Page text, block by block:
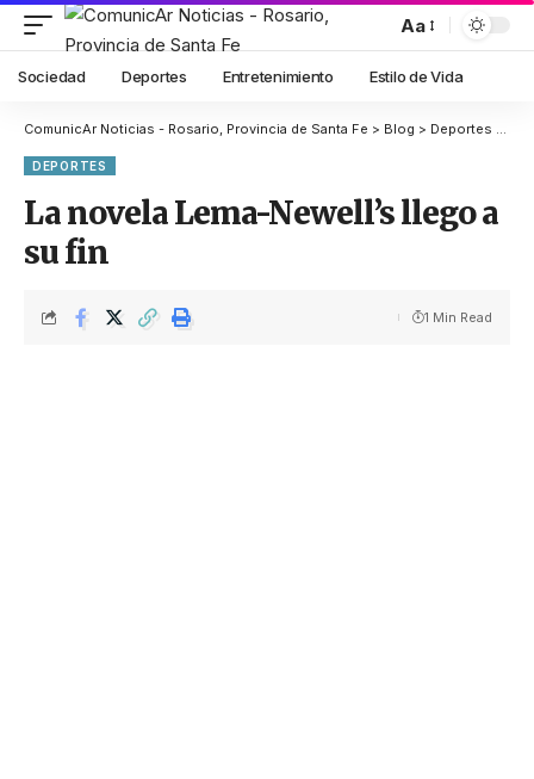
Aa
Sociedad Deportes Entretenimiento Estilo de Vida
ComunicAr Noticias - Rosario, Provincia de Santa Fe > Blog > Deportes
DEPORTES
La novela Lema-Newell’s llego a
su fin
1 Min Read